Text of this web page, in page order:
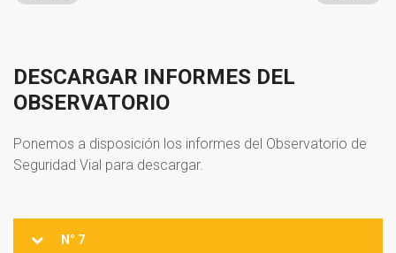
DESCARGAR INFORMES DEL
OBSERVATORIO
Ponemos a disposición los informes del Observatorio de
Seguridad Vial para descargar.
N° 7